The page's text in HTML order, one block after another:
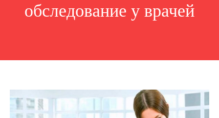
обследование у врачей